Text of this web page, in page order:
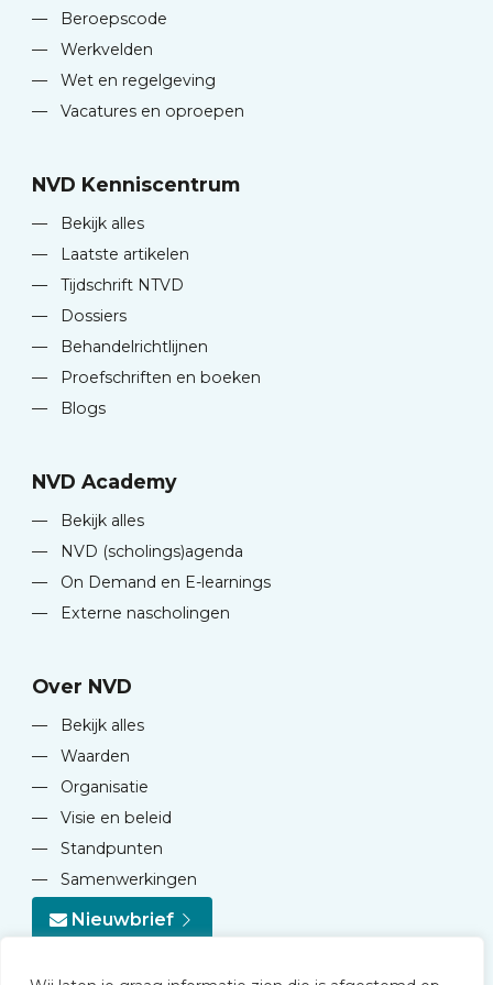
—
Beroepscode
—
Werkvelden
—
Wet en regelgeving
—
Vacatures en oproepen
NVD Kenniscentrum
—
Bekijk alles
—
Laatste artikelen
—
Tijdschrift NTVD
—
Dossiers
—
Behandelrichtlijnen
—
Proefschriften en boeken
—
Blogs
NVD Academy
—
Bekijk alles
—
NVD (scholings)agenda
—
On Demand en E-learnings
—
Externe nascholingen
Over NVD
—
Bekijk alles
—
Waarden
—
Organisatie
—
Visie en beleid
—
Standpunten
—
Samenwerkingen
Nieuwbrief